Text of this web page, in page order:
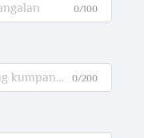
0/100
0/200